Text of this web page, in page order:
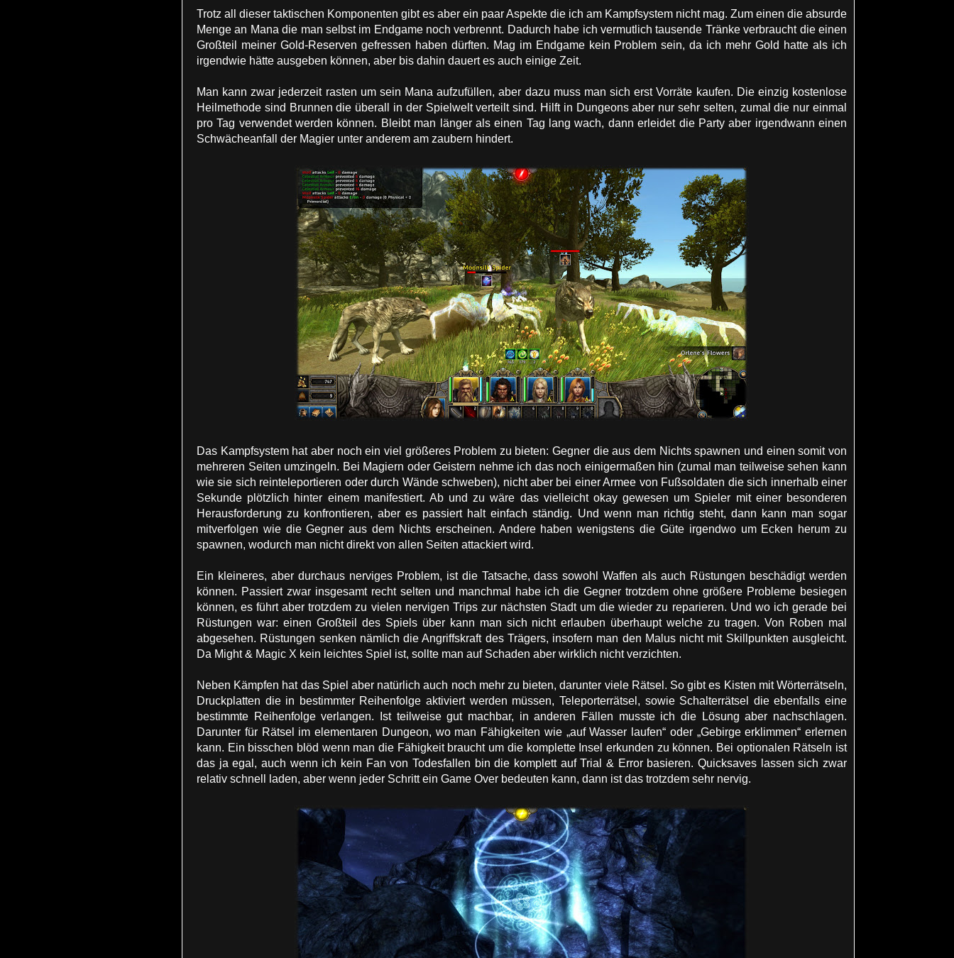
Trotz all dieser taktischen Komponenten gibt es aber ein paar Aspekte die ich am Kampfsystem nicht mag. Zum einen die absurde
Menge an Mana die man selbst im Endgame noch verbrennt. Dadurch habe ich vermutlich tausende Tränke verbraucht die einen
Großteil meiner Gold-Reserven gefressen haben dürften. Mag im Endgame kein Problem sein, da ich mehr Gold hatte als ich
irgendwie hätte ausgeben können, aber bis dahin dauert es auch einige Zeit.
Man kann zwar jederzeit rasten um sein Mana aufzufüllen, aber dazu muss man sich erst Vorräte kaufen. Die einzig kostenlose
Heilmethode sind Brunnen die überall in der Spielwelt verteilt sind. Hilft in Dungeons aber nur sehr selten, zumal die nur einmal
pro Tag verwendet werden können. Bleibt man länger als einen Tag lang wach, dann erleidet die Party aber irgendwann einen
Schwächeanfall der Magier unter anderem am zaubern hindert.
Das Kampfsystem hat aber noch ein viel größeres Problem zu bieten: Gegner die aus dem Nichts spawnen und einen somit von
mehreren Seiten umzingeln. Bei Magiern oder Geistern nehme ich das noch einigermaßen hin (zumal man teilweise sehen kann
wie sie sich reinteleportieren oder durch Wände schweben), nicht aber bei einer Armee von Fußsoldaten die sich innerhalb einer
Sekunde plötzlich hinter einem manifestiert. Ab und zu wäre das vielleicht okay gewesen um Spieler mit einer besonderen
Herausforderung zu konfrontieren, aber es passiert halt einfach ständig. Und wenn man richtig steht, dann kann man sogar
mitverfolgen wie die Gegner aus dem Nichts erscheinen. Andere haben wenigstens die Güte irgendwo um Ecken herum zu
spawnen, wodurch man nicht direkt von allen Seiten attackiert wird.
Ein kleineres, aber durchaus nerviges Problem, ist die Tatsache, dass sowohl Waffen als auch Rüstungen beschädigt werden
können. Passiert zwar insgesamt recht selten und manchmal habe ich die Gegner trotzdem ohne größere Probleme besiegen
können, es führt aber trotzdem zu vielen nervigen Trips zur nächsten Stadt um die wieder zu reparieren. Und wo ich gerade bei
Rüstungen war: einen Großteil des Spiels über kann man sich nicht erlauben überhaupt welche zu tragen. Von Roben mal
abgesehen. Rüstungen senken nämlich die Angriffskraft des Trägers, insofern man den Malus nicht mit Skillpunkten ausgleicht.
Da Might & Magic X kein leichtes Spiel ist, sollte man auf Schaden aber wirklich nicht verzichten.
Neben Kämpfen hat das Spiel aber natürlich auch noch mehr zu bieten, darunter viele Rätsel. So gibt es Kisten mit Wörterrätseln,
Druckplatten die in bestimmter Reihenfolge aktiviert werden müssen, Teleporterrätsel, sowie Schalterrätsel die ebenfalls eine
bestimmte Reihenfolge verlangen. Ist teilweise gut machbar, in anderen Fällen musste ich die Lösung aber nachschlagen.
Darunter für Rätsel im elementaren Dungeon, wo man Fähigkeiten wie „auf Wasser laufen“ oder „Gebirge erklimmen“ erlernen
kann. Ein bisschen blöd wenn man die Fähigkeit braucht um die komplette Insel erkunden zu können. Bei optionalen Rätseln ist
das ja egal, auch wenn ich kein Fan von Todesfallen bin die komplett auf Trial & Error basieren. Quicksaves lassen sich zwar
relativ schnell laden, aber wenn jeder Schritt ein Game Over bedeuten kann, dann ist das trotzdem sehr nervig.